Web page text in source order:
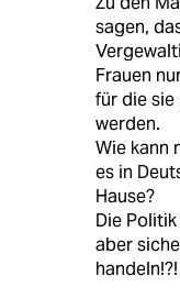
sagen,
Frauen
für die sie
werden.
Wie kann
es in
Hause?
Die
aber
handeln!?!